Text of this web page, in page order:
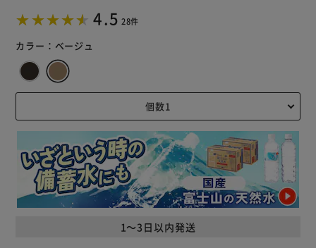
4.5 28件
カラー： ベージュ
1～3日以内発送